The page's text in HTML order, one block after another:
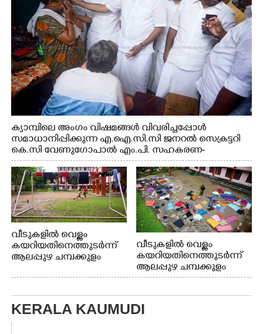
ക്യാമ്പിലെ അംഗം വിഷമങ്ങൾ വിവരിച്ചപ്പോൾ
സമാധാനിപ്പിക്കുന്ന എ.ഐ.സി.സി ജനറൽ സെക്രട്ടറി
കെ.സി വേണുഗോപാൽ എം.പി. സഹകരണ-
എക്സൈസ് വകുപ്പ് മന്ത്രി എം. ലിജു, എന്നിവർ
വീടുകളിൽ വെള്ളം
കയറിയതിനെത്തുടർന്ന്
ആലപ്പുഴ ചമ്പക്കുളം
പോരൂക്കര സെൻട്രൽ
ക്യാമ്പിലെത്തിയവർ
വസ്ത്രങ്ങൾ
ഉണക്കാനിട്ടിരിക്കുന്ന
വീടുകളിൽ വെള്ളം
കയറിയതിനെത്തുടർന്ന്
ആലപ്പുഴ ചമ്പക്കുളം
ഫാദർ തോമസ്
ക്യാമ്പിലെത്തിയവർ മഴ
KERALA KAUMUDI